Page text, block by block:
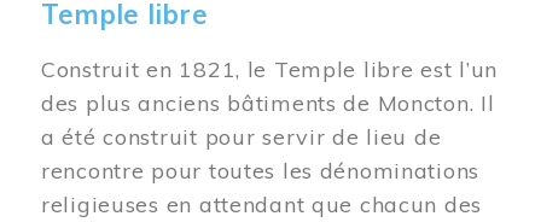
Temple libre
Construit en 1821, le Temple libre est l’un
des plus anciens bâtiments de Moncton. Il
a été construit pour servir de lieu de
rencontre pour toutes les dénominations
religieuses en attendant que chacun des